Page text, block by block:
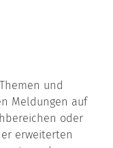
und
Meldungen auf
oder
erweiterten